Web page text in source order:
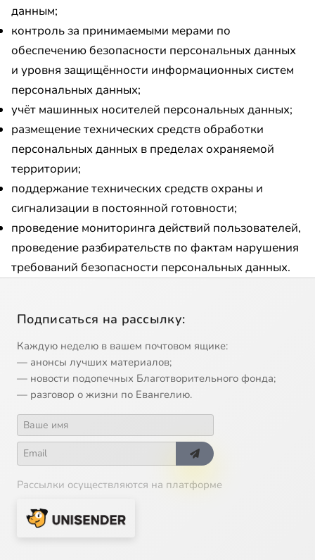
данным;
контроль за принимаемыми мерами по
обеспечению безопасности персональных данных
и уровня защищённости информационных систем
персональных данных;
учёт машинных носителей персональных данных;
размещение технических средств обработки
персональных данных в пределах охраняемой
территории;
поддержание технических средств охраны и
сигнализации в постоянной готовности;
проведение мониторинга действий пользователей,
проведение разбирательств по фактам нарушения
требований безопасности персональных данных.
Подписаться на рассылку:
Каждую неделю в вашем почтовом ящике:
— анонсы лучших материалов;
— новости подопечных Благотворительного фонда;
— разговор о жизни по Евангелию.
Рассылки осуществляются на платформе